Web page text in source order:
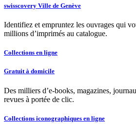
swisscovery Ville de Genève
Identifiez et empruntez les ouvrages qui
millions d’imprimés au catalogue.
Collections en ligne
Gratuit à domicile
Des milliers d’e-books, magazines,
revues à portée de clic.
Collections iconographiques en ligne